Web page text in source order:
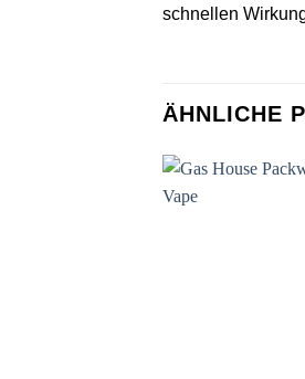
schnellen
ÄHNLICHE